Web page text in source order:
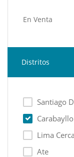
En Venta
Distritos
Santiago
Carabayllo
Lima
Ate